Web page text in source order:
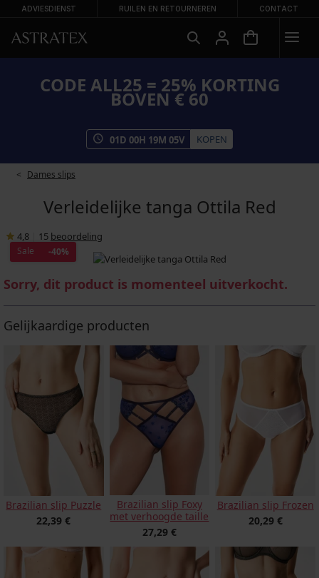
ADVIESDIENST RUILEN EN RETOURNEREN CONTACT
CODE ALL25 = 25% KORTING
BOVEN € 60
01D 00H 19M 05V KOPEN
Dames slips
Verleidelijke tanga Ottila Red
4,8 15 beoordeling
Sale -40%
Sorry, dit product is momenteel uitverkocht.
Gelijkaardige producten
Brazilian slip Puzzle
22,39 €
Brazilian slip Foxy
met verhoogde taille
27,29 €
Brazilian slip Frozen
20,29 €